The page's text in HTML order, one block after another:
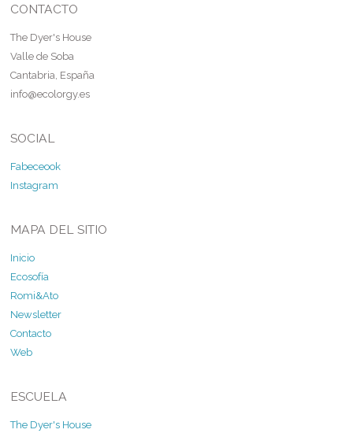
CONTACTO
The Dyer's House
Valle de Soba
Cantabria, España
info@ecolorgy.es
SOCIAL
Fabeceook
Instagram
MAPA DEL SITIO
Inicio
Ecosofía
Romi&Ato
Newsletter
Contacto
Web
ESCUELA
The Dyer's House